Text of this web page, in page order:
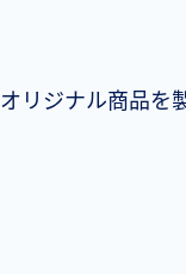
リジナル商品を